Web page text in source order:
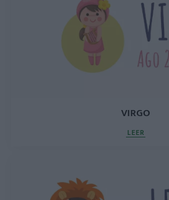
VIRGO
LEER